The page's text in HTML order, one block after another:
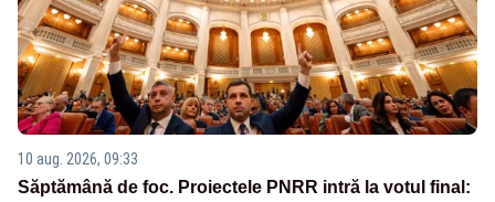
10 aug. 2026, 09:33
Săptămână de foc. Proiectele PNRR intră la votul final: